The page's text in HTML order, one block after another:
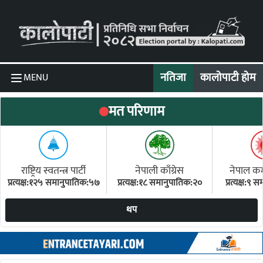
MENU नतिजा कालोपाटी होम
मत परिणाम
राष्ट्रिय स्वतन्त्र पार्टी
प्रत्यक्ष:१२५ समानुपातिक:५७
नेपाली काँग्रेस
प्रत्यक्ष:१८ समानुपातिक:२०
नेपाल
प्रत्यक्ष:९
थप